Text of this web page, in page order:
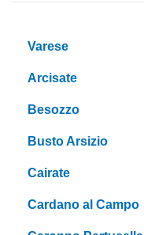
Varese
Arcisate
Besozzo
Busto Arsizio
Cairate
Cardano al Campo